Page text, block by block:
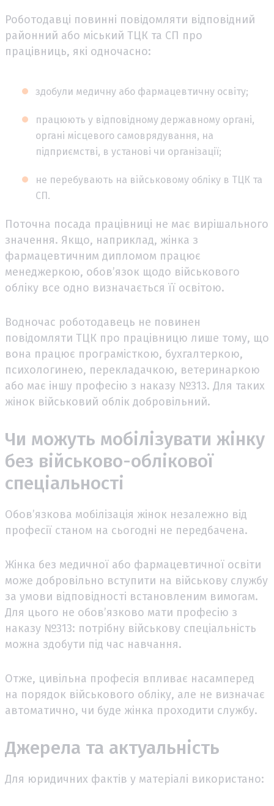
Роботодавці повинні повідомляти відповідний
районний або міський ТЦК та СП про
працівниць, які одночасно:
здобули медичну або фармацевтичну освіту;
працюють у відповідному державному органі,
органі місцевого самоврядування, на
підприємстві, в установі чи організації;
не перебувають на військовому обліку в ТЦК та
СП.
Поточна посада працівниці не має вирішального
значення. Якщо, наприклад, жінка з
фармацевтичним дипломом працює
менеджеркою, обов’язок щодо військового
обліку все одно визначається її освітою.
Водночас роботодавець не повинен
повідомляти ТЦК про працівницю лише тому, що
вона працює програмісткою, бухгалтеркою,
психологинею, перекладачкою, ветеринаркою
або має іншу професію з наказу №313. Для таких
жінок військовий облік добровільний.
Чи можуть мобілізувати жінку
без військово-облікової
спеціальності
Обов’язкова мобілізація жінок незалежно від
професії станом на сьогодні не передбачена.
Жінка без медичної або фармацевтичної освіти
може добровільно вступити на військову службу
за умови відповідності встановленим вимогам.
Для цього не обов’язково мати професію з
наказу №313: потрібну військову спеціальність
можна здобути під час навчання.
Отже, цивільна професія впливає насамперед
на порядок військового обліку, але не визначає
автоматично, чи буде жінка проходити службу.
Джерела та актуальність
Для юридичних фактів у матеріалі використано: